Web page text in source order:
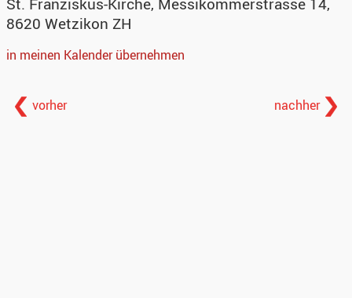
8620 Wetzikon ZH
in meinen Kalender übernehmen
vorher nachher